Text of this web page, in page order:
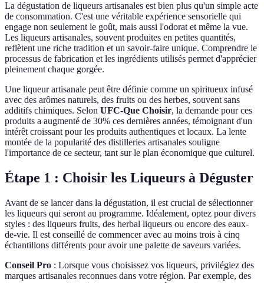
La dégustation de liqueurs artisanales est bien plus qu'un simple acte
de consommation. C'est une véritable expérience sensorielle qui
engage non seulement le goût, mais aussi l'odorat et même la vue.
Les liqueurs artisanales, souvent produites en petites quantités,
reflètent une riche tradition et un savoir-faire unique. Comprendre le
processus de fabrication et les ingrédients utilisés permet d'apprécier
pleinement chaque gorgée.
Une liqueur artisanale peut être définie comme un spiritueux infusé
avec des arômes naturels, des fruits ou des herbes, souvent sans
additifs chimiques. Selon UFC-Que Choisir, la demande pour ces
produits a augmenté de 30% ces dernières années, témoignant d'un
intérêt croissant pour les produits authentiques et locaux. La lente
montée de la popularité des distilleries artisanales souligne
l'importance de ce secteur, tant sur le plan économique que culturel.
Étape 1 : Choisir les Liqueurs à Déguster
Avant de se lancer dans la dégustation, il est crucial de sélectionner
les liqueurs qui seront au programme. Idéalement, optez pour divers
styles : des liqueurs fruits, des herbal liqueurs ou encore des eaux-
de-vie. Il est conseillé de commencer avec au moins trois à cinq
échantillons différents pour avoir une palette de saveurs variées.
Conseil Pro : Lorsque vous choisissez vos liqueurs, privilégiez des
marques artisanales reconnues dans votre région. Par exemple, des